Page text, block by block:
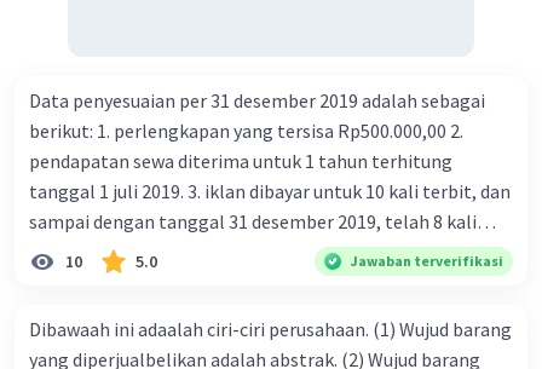
Data penyesuaian per 31 desember 2019 adalah sebagai
berikut: 1. perlengkapan yang tersisa Rp500.000,00 2.
pendapatan sewa diterima untuk 1 tahun terhitung
tanggal 1 juli 2019. 3. iklan dibayar untuk 10 kali terbit, dan
sampai dengan tanggal 31 desember 2019, telah 8 kali
terbit. 4. gaji terutang untuk periode berjalan sebesar
Rp800.000,00 dari data di atas, pencatatan jurnal pembalik
10 5.0 Jawaban terverifikasi
Dibawaah ini adaalah ciri-ciri perusahaan. (1) Wujud barang
yang diperjualbelikan adalah abstrak. (2) Wujud barang